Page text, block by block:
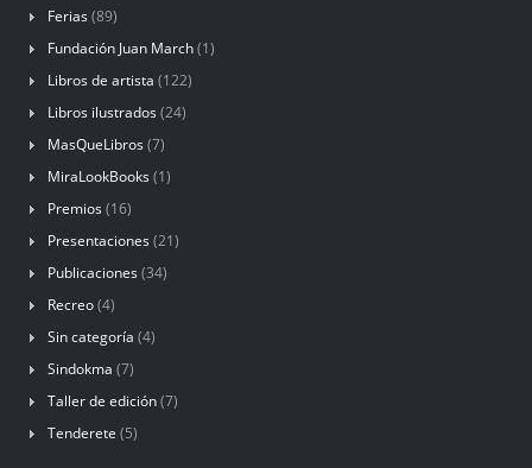
Ferias (89)
Fundación Juan March(1)
Libros de artista (122)
Libros ilustrados (24)
MasQueLibros (7)
MiraLookBooks (1)
Premios (16)
Presentaciones (21)
Publicaciones (34)
Recreo(4)
Sin categoría (4)
Sindokma (7)
Taller de edición(7)
Tenderete (5)